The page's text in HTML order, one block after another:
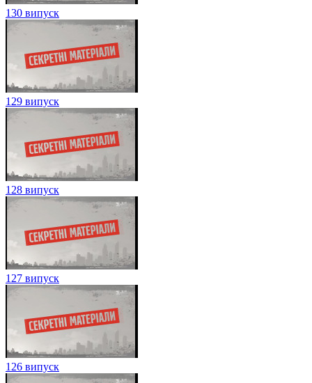
130 випуск
129 випуск
128 випуск
127 випуск
126 випуск